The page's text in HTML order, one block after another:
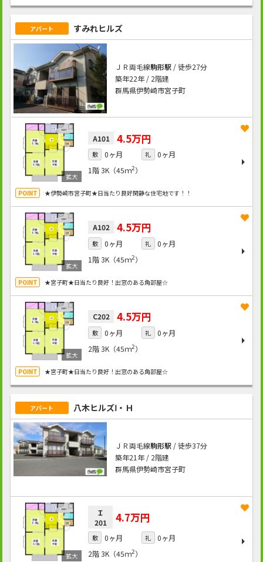
アパート すみれヒルズ
ＪＲ両毛線駒形駅/ 徒歩27分
築年22年 / 2階建
群馬県伊勢崎市宮子町
A101 4.5万円
敷 0ヶ月 礼
0ヶ月
1階3K（45ｍ2）
★伊勢崎市宮子町★日当たり良好閑静な住宅地です！！
A102 4.5万円
敷 0ヶ月 礼
0ヶ月
1階3K（45ｍ2）
★宮子町★日当たり良好！出窓のある角部屋☆
C202 4.5万円
敷 0ヶ月 礼
0ヶ月
2階3K（45ｍ2）
★宮子町★日当たり良好！出窓のある角部屋☆
アパート 八木ヒルズⅠ・Ｈ
ＪＲ両毛線駒形駅/ 徒歩37分
築年21年 / 2階建
群馬県伊勢崎市宮子町
Ｉ
201
4.7万円
敷 0ヶ月 礼
0ヶ月
2階3K（45ｍ2）